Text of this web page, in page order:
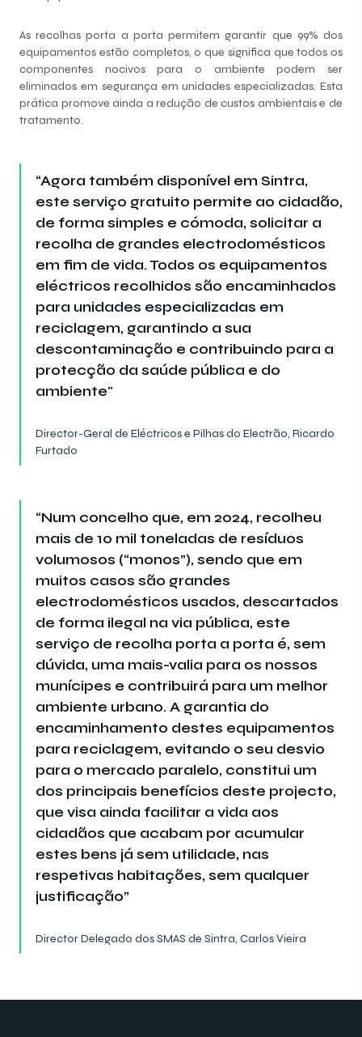
As recolhas porta a porta permitem garantir que 99% dos
equipamentos estão completos, o que significa que todos os
componentes nocivos para o ambiente podem ser
eliminados em segurança em unidades especializadas. Esta
prática promove ainda a redução de custos ambientais e de
tratamento.
“Agora também disponível em Sintra,
este serviço gratuito permite ao cidadão,
de forma simples e cómoda, solicitar a
recolha de grandes electrodomésticos
em fim de vida. Todos os equipamentos
eléctricos recolhidos são encaminhados
para unidades especializadas em
reciclagem, garantindo a sua
descontaminação e contribuindo para a
protecção da saúde pública e do
ambiente"
Director-Geral de Eléctricos e Pilhas do Electrão, Ricardo
Furtado
“Num concelho que, em 2024, recolheu
mais de 10 mil toneladas de resíduos
volumosos (“monos”), sendo que em
muitos casos são grandes
electrodomésticos usados, descartados
de forma ilegal na via pública, este
serviço de recolha porta a porta é, sem
dúvida, uma mais-valia para os nossos
munícipes e contribuirá para um melhor
ambiente urbano. A garantia do
encaminhamento destes equipamentos
para reciclagem, evitando o seu desvio
para o mercado paralelo, constitui um
dos principais benefícios deste projecto,
que visa ainda facilitar a vida aos
cidadãos que acabam por acumular
estes bens já sem utilidade, nas
respetivas habitações, sem qualquer
justificação”
Director Delegado dos SMAS de Sintra, Carlos Vieira